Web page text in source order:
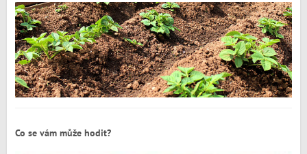
Co se vám může hodit?